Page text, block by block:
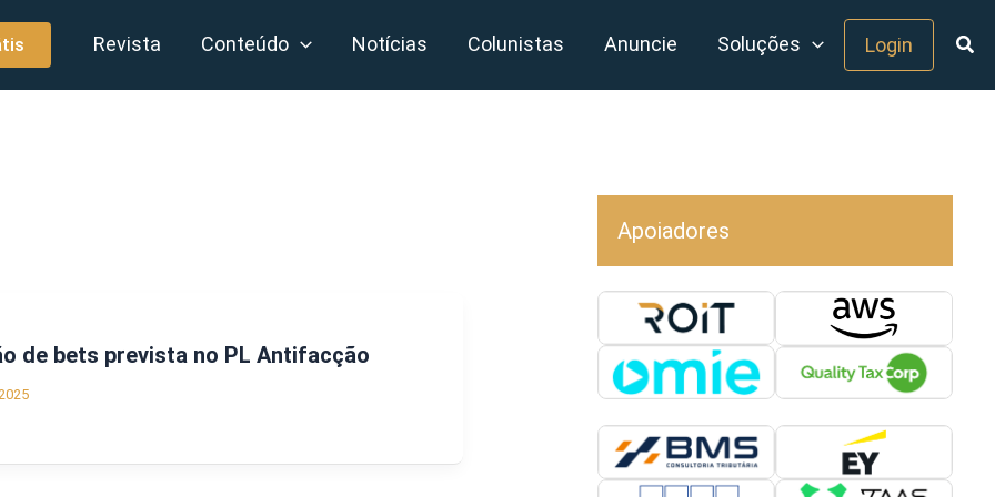
Revista Conteúdo Notícias Colunistas Anuncie Soluções Login
de bets prevista no PL Antifacção
Apoiadores